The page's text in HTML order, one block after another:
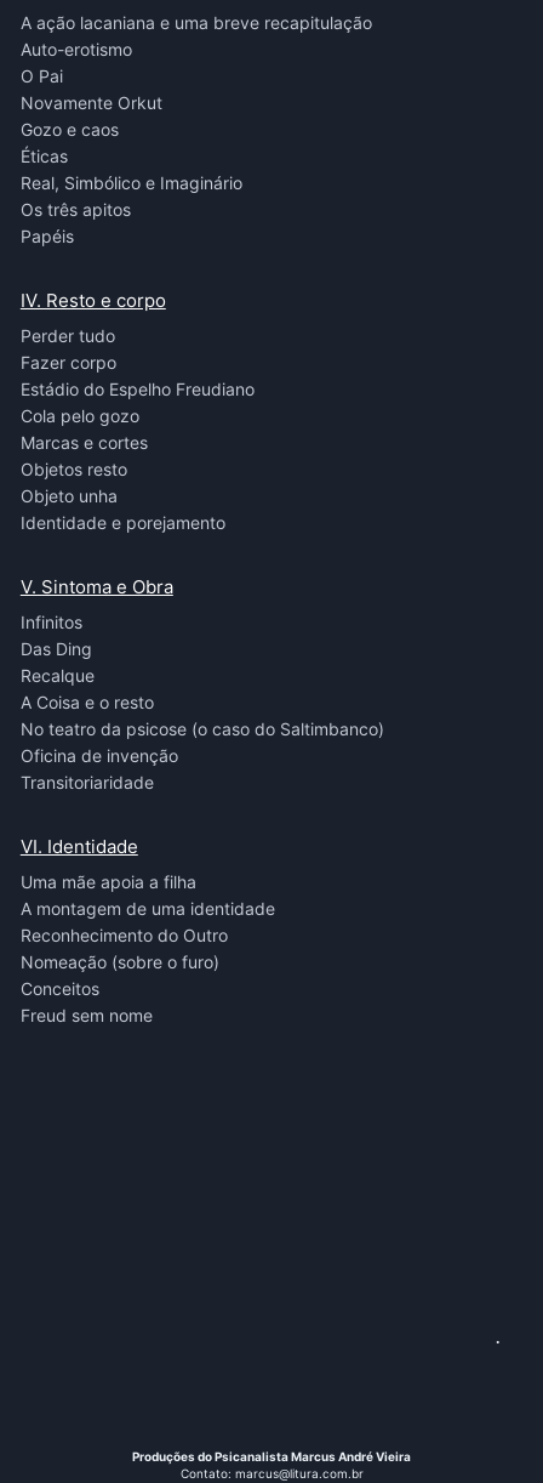
A ação lacaniana e uma breve recapitulação
Auto-erotismo
O Pai
Novamente Orkut
Gozo e caos
Éticas
Real, Simbólico e Imaginário
Os três apitos
Papéis
IV. Resto e corpo
Perder tudo
Fazer corpo
Estádio do Espelho Freudiano
Cola pelo gozo
Marcas e cortes
Objetos resto
Objeto unha
Identidade e porejamento
V. Sintoma e Obra
Infinitos
Das Ding
Recalque
A Coisa e o resto
No teatro da psicose (o caso do Saltimbanco)
Oficina de invenção
Transitoriaridade
VI. Identidade
Uma mãe apoia a filha
A montagem de uma identidade
Reconhecimento do Outro
Nomeação (sobre o furo)
Conceitos
Freud sem nome
.
Produções do Psicanalista Marcus André Vieira
Contato: marcus@litura.com.br